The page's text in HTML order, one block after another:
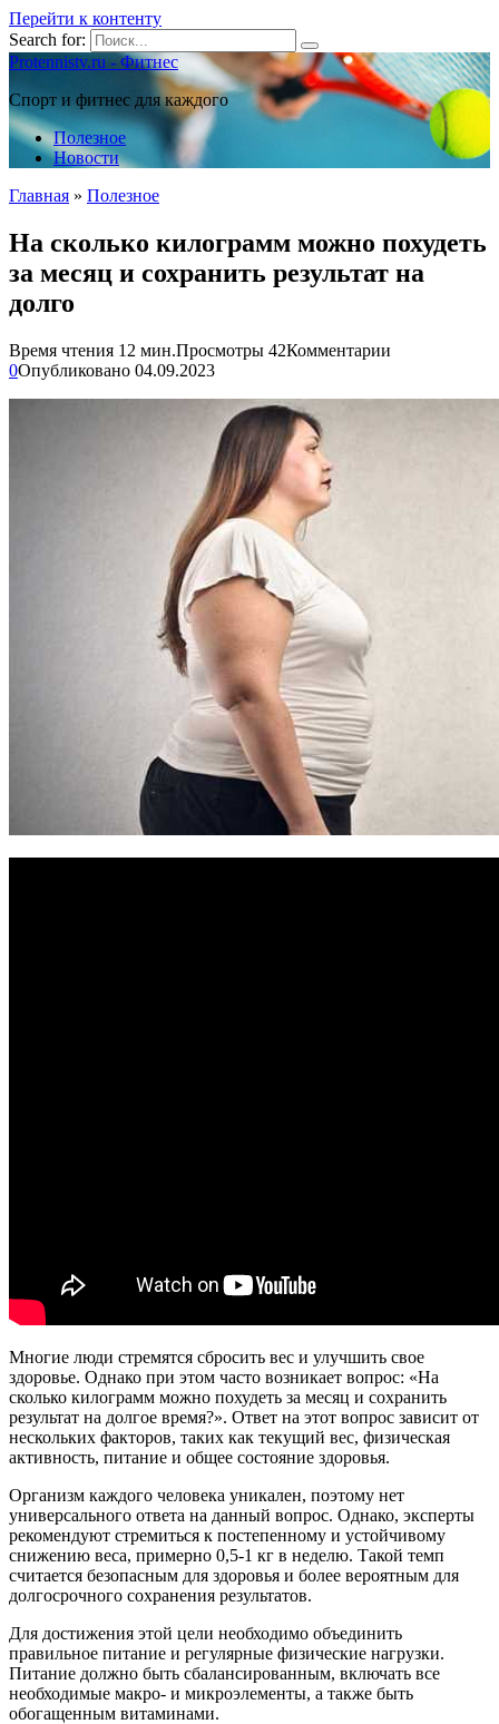
Перейти к контенту
Search for:
Protennistv.ru - Фитнес
Спорт и фитнес для каждого
Полезное
Новости
Главная » Полезное
На сколько килограмм можно похудеть
за месяц и сохранить результат на
долго
Время чтения 12 мин.Просмотры 42Комментарии
0Опубликовано 04.09.2023
Многие люди стремятся сбросить вес и улучшить свое
здоровье. Однако при этом часто возникает вопрос: «На
сколько килограмм можно похудеть за месяц и сохранить
результат на долгое время?». Ответ на этот вопрос зависит от
нескольких факторов, таких как текущий вес, физическая
активность, питание и общее состояние здоровья.
Организм каждого человека уникален, поэтому нет
универсального ответа на данный вопрос. Однако, эксперты
рекомендуют стремиться к постепенному и устойчивому
снижению веса, примерно 0,5-1 кг в неделю. Такой темп
считается безопасным для здоровья и более вероятным для
долгосрочного сохранения результатов.
Для достижения этой цели необходимо объединить
правильное питание и регулярные физические нагрузки.
Питание должно быть сбалансированным, включать все
необходимые макро- и микроэлементы, а также быть
обогащенным витаминами.